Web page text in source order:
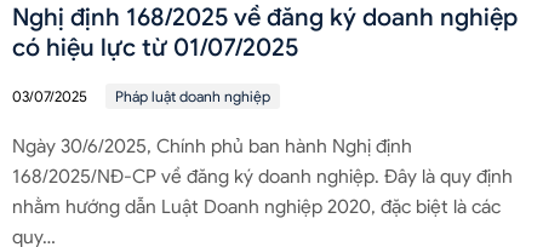
Nghị định 168/2025 về đăng ký doanh nghiệp
có hiệu lực từ 01/07/2025
03/07/2025 Pháp luật doanh nghiệp
Ngày 30/6/2025, Chính phủ ban hành Nghị định
168/2025/NĐ-CP về đăng ký doanh nghiệp. Đây là quy định
nhằm hướng dẫn Luật Doanh nghiệp 2020, đặc biệt là các
quy…